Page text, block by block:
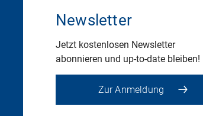
Newsletter
Jetzt kostenlosen Newsletter
abonnieren und up-to-date bleiben!
Zur Anmeldung